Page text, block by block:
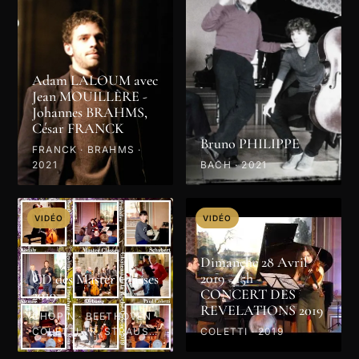
Adam LALOUM avec
Jean MOUILLÈRE -
Johannes BRAHMS,
César FRANCK
FRANCK · BRAHMS ·
2021
Bruno PHILIPPE
BACH · 2021
VIDÉO
CD des Master Classes
2019
CHOPIN · BEETHOVEN ·
COLETTI · R. STRAUSS
· PROKOFIEV · MOZART
VIDÉO
Dimanche 28 Avril
2019 - 15h -
CONCERT DES
REVELATIONS 2019
COLETTI · 2019